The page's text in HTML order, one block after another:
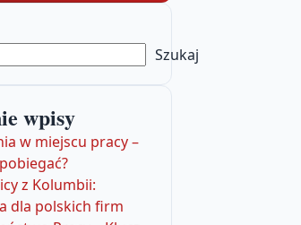
Szukaj
wpisy
w miejscu pracy –
z Kolumbii:
dla polskich firm